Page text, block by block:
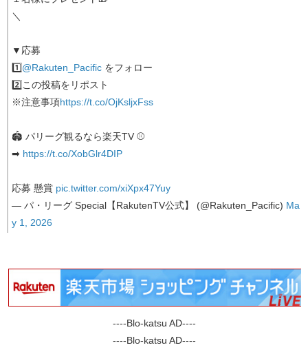
＼
▼応募
1️⃣@Rakuten_Pacific をフォロー
2️⃣この投稿をリポスト
※注意事項https://t.co/OjKsljxFss
🏟 パリーグ観るなら楽天TV ⚾
➡ https://t.co/XobGlr4DIP
応募 懸賞 pic.twitter.com/xiXpx47Yuy
— パ・リーグ Special【RakutenTV公式】 (@Rakuten_Pacific) Ma
y 1, 2026
----Blo-katsu AD----
----Blo-katsu AD----